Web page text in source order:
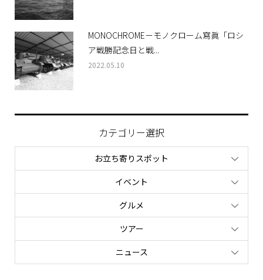
MONOCHROME－モノクローム寫眞「ロシ
ア戦勝記念日と戦...
2022.05.10
カテゴリー選択
お立ち寄りスポット
イベント
グルメ
ツアー
ニュース